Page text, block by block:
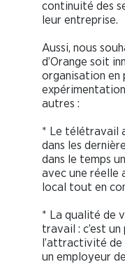
continuité des
leur entreprise.
Aussi, nous
d’Orange soit
organisation en
autres :
* Le télétravail
dans les
dans le temps
avec une réelle
local tout en
* La qualité de
travail : c’est
l’attractivité de
un employeur